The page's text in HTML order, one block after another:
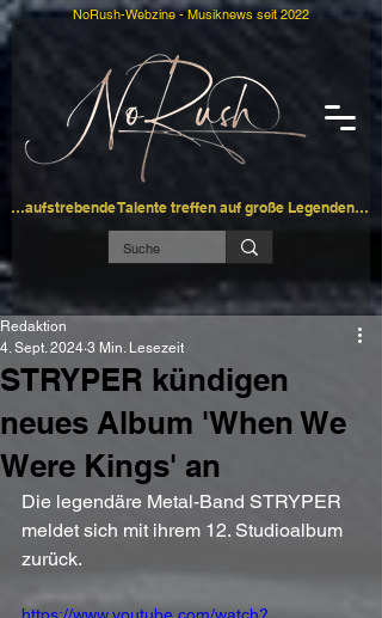
…aufstrebende Talente treffen auf große Legenden…
NoRush-Webzine - Musiknews seit 2022
STRYPER kündigen
neues Album 'When We
Were Kings' an
Redaktion
4. Sept. 2024 3 Min. Lesezeit
Die legendäre Metal-Band STRYPER
meldet sich mit ihrem 12. Studioalbum
zurück.